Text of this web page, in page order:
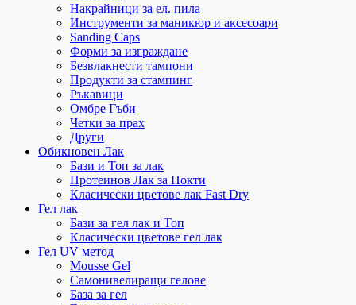
Накрайници за ел. пила
Инструменти за маникюр и аксесоари
Sanding Caps
Форми за изграждане
Безвлакнести тампони
Продукти за стампинг
Ръкавици
Омбре Гъби
Четки за прах
Други
Обикновен Лак
Бази и Топ за лак
Протеинов Лак за Нокти
Класически цветове лак Fast Dry
Гел лак
Бази за гел лак и Топ
Класически цветове гел лак
Гел UV метод
Mousse Gel
Самонивелиращи гелове
База за гел